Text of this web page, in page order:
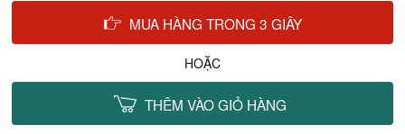
MUA HÀNG TRONG 3 GIÂY
HOẶC
THÊM VÀO GIỎ HÀNG